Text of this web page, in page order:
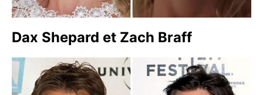
Dax Shepard et Zach Braff